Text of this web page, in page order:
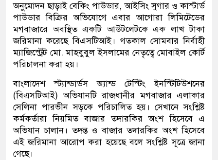
অনুমোদন ছাড়াই বেকিং পাউডার, আইসিং সুগার ও কাস্টার্ড
পাউডার বিক্রির অভিযোগে এবার আগোরা লিমিটেডের
মগবাজারে অবস্থিত একটি আউটলেটকে এক লাখ টাকা
জরিমানা করেছে বিএসটিআই। গতকাল সোমবার নির্বাহী
ম্যাজিস্ট্রেট মো. মাহবুবুল ইসলামের নেতৃত্বে মোবাইল কোর্ট
পরিচালনা করা হয়।
বাংলাদেশ স্ট্যান্ডার্ডস অ্যান্ড টেস্টিং ইনস্টিটিউশনের
(বিএসটিআই) অভিযানটি রাজধানীর মগবাজার এলাকার
সেলিনা পারভীন সড়কে পরিচালিত হয়। সেখানে সংশ্লিষ্ট
কর্মকর্তারা নিয়মিত বাজার তদারকির অংশ হিসেবে এ
অভিযান চালান। তদন্ত ও বাজার তদারকির অংশ হিসেবে
এই জরিমানা আরোপ করা হয়েছে বলে সংশ্লিষ্ট সূত্রে জানা
গেছে।